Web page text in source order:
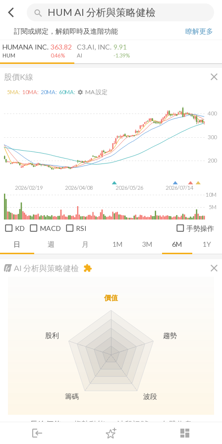
arrow_back_ios search
login dashboard
下單
訂閱或綁定，解鎖即時及進階功能
瞭解更多
HUMANA INC.
HUM
363.82
0.46%
C3.AI, INC.
AI
9.91
-1.39%
股價K線 close
日 週 月 1M 3M 6M 1Y
2026/02/19 2026/04/08 2026/05/26 2026/07/14
200
300
400
5M
10M
5MA: 10MA: 20MA: 60MA: settings MA 設定
KD MACD RSI 手勢操作
AI 分析與策略健檢 close
extension
長線價值 趨勢動能 波段訊號 存股收息
價值
趨勢
波段
籌碼
股利